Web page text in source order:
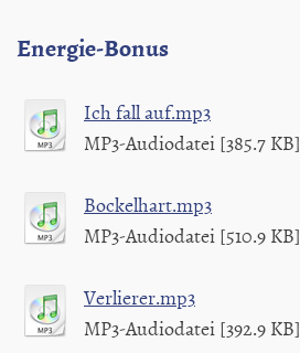
Energie-Bonus
Ich fall auf.mp3
MP3-Audiodatei [385.7 KB]
Bockelhart.mp3
MP3-Audiodatei [510.9 KB]
Verlierer.mp3
MP3-Audiodatei [392.9 KB]